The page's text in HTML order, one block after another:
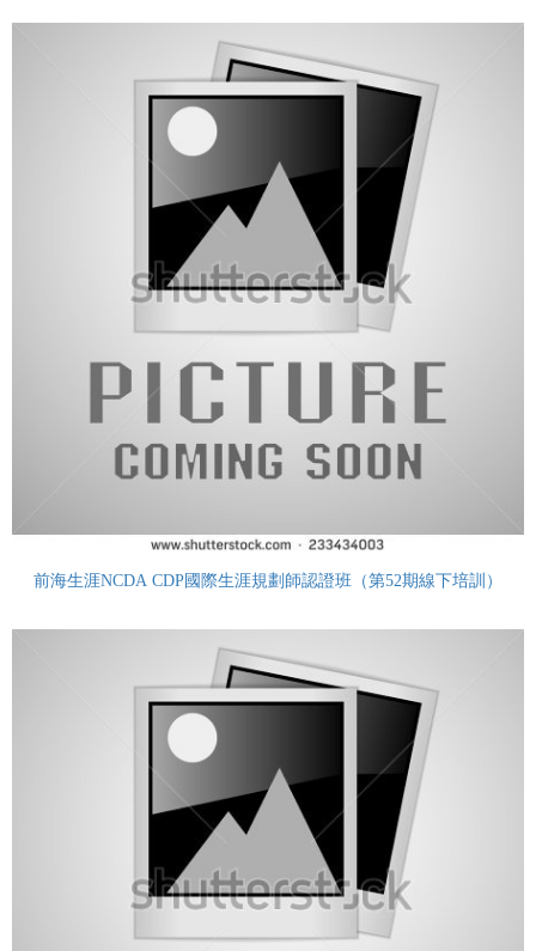
前海生涯NCDA CDP國際生涯規劃師認證班（第52期線下培訓）